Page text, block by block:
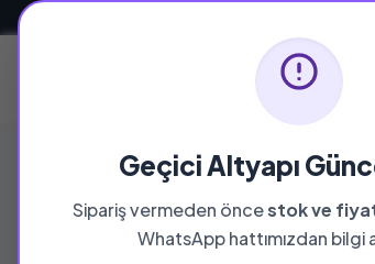
Geçici Altyapı
Sipariş vermeden öncestok ve
WhatsApp hattımızdan bilgi